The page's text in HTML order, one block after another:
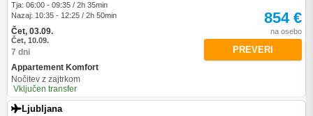
Tja: 06:00 - 09:35 / 2h 35min
Nazaj: 10:35 - 12:25 / 2h 50min
Čet, 03.09.
Čet, 10.09.
7 dni
Appartement Komfort
Nočitev z zajtrkom
Vključen transfer
854 €
na osebo
PREVERI
Ljubljana